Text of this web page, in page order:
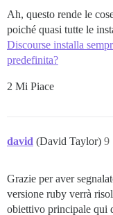
Ah, questo rende le
poiché quasi tutte le
Discourse installa
predefinita?
2 Mi Piace
david (David Taylor) 9
Grazie per aver
versione ruby verrà
obiettivo principale qui